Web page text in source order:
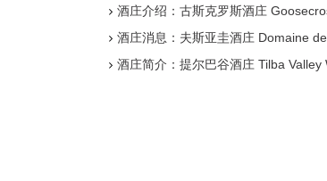
酒庄介绍：古斯克罗斯酒庄
酒庄消息：夫斯亚圭酒庄 Domaine
酒庄简介：提尔巴谷酒庄 Tilba Valley